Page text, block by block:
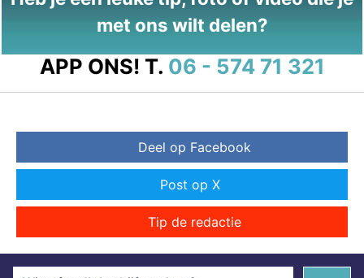
met ons wilt delen?
APP ONS! T. 06 - 574 71 321
Deel op Facebook
Post op X
Tip de redactie